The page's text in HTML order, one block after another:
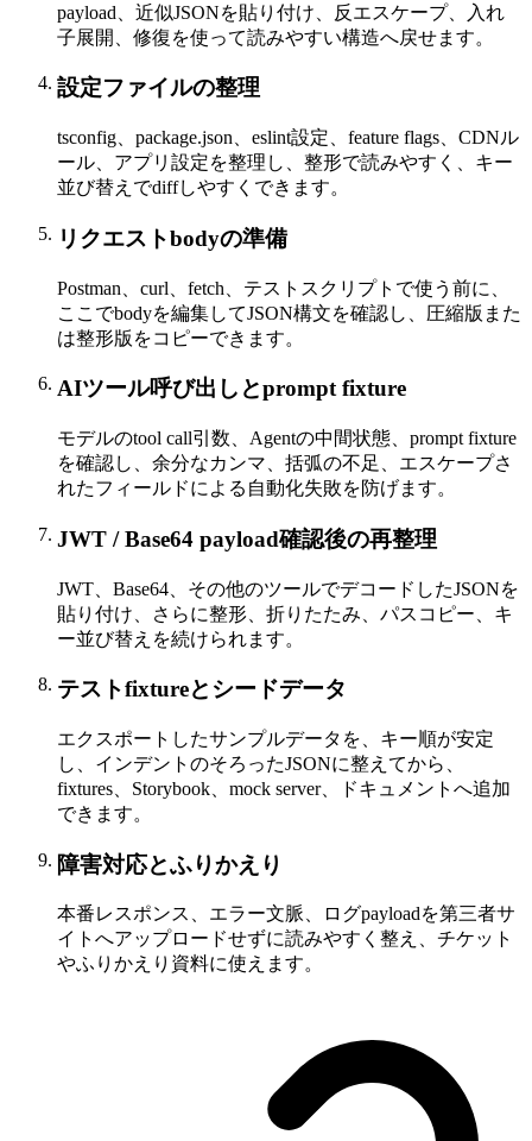
payload、近似JSONを貼り付け、反エスケープ、入れ
子展開、修復を使って読みやすい構造へ戻せます。
設定ファイルの整理
tsconfig、package.json、eslint設定、feature flags、CDNル
ール、アプリ設定を整理し、整形で読みやすく、キー
並び替えでdiffしやすくできます。
リクエストbodyの準備
Postman、curl、fetch、テストスクリプトで使う前に、
ここでbodyを編集してJSON構文を確認し、圧縮版また
は整形版をコピーできます。
AIツール呼び出しとprompt fixture
モデルのtool call引数、Agentの中間状態、prompt fixture
を確認し、余分なカンマ、括弧の不足、エスケープさ
れたフィールドによる自動化失敗を防げます。
JWT / Base64 payload確認後の再整理
JWT、Base64、その他のツールでデコードしたJSONを
貼り付け、さらに整形、折りたたみ、パスコピー、キ
ー並び替えを続けられます。
テストfixtureとシードデータ
エクスポートしたサンプルデータを、キー順が安定
し、インデントのそろったJSONに整えてから、
fixtures、Storybook、mock server、ドキュメントへ追加
できます。
障害対応とふりかえり
本番レスポンス、エラー文脈、ログpayloadを第三者サ
イトへアップロードせずに読みやすく整え、チケット
やふりかえり資料に使えます。